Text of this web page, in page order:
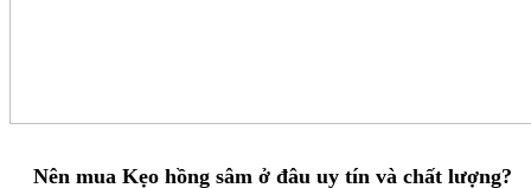
Nên mua Kẹo hồng sâm ở đâu uy tín và chất lượng?